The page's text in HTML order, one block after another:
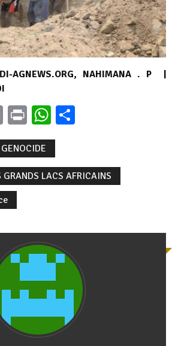
AGNEWS.ORG, NAHIMANA . P |
EmailPrintWhatsApp
GENOCIDE
GRANDS LACS AFRICAINS